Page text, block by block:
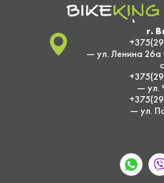
г.
— ул. Ленина
— ул.
— ул.